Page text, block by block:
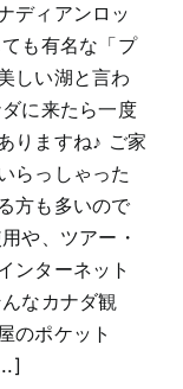
ディアンロッ
も有名な「プ
しい湖と言わ
に来たら一度
りますね♪ ご家
らっしゃった
方も多いので
や、ツアー・
ンターネット
なカナダ観
のポケット